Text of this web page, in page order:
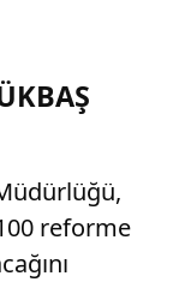
reforme